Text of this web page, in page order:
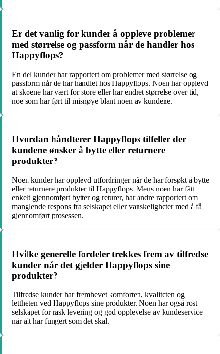
Er det vanlig for kunder å oppleve problemer
med størrelse og passform når de handler hos
Happyflops?
En del kunder har rapportert om problemer med størrelse og
passform når de har handlet hos Happyflops. Noen har opplevd
at skoene har vært for store eller har endret størrelse over tid,
noe som har ført til misnøye blant noen av kundene.
Hvordan håndterer Happyflops tilfeller der
kundene ønsker å bytte eller returnere
produkter?
Noen kunder har opplevd utfordringer når de har forsøkt å bytte
eller returnere produkter til Happyflops. Mens noen har fått
enkelt gjennomført bytter og returer, har andre rapportert om
manglende respons fra selskapet eller vanskeligheter med å få
gjennomført prosessen.
Hvilke generelle fordeler trekkes frem av tilfredse
kunder når det gjelder Happyflops sine
produkter?
Tilfredse kunder har fremhevet komforten, kvaliteten og
lettheten ved Happyflops sine produkter. Noen har også rost
selskapet for rask levering og god opplevelse av kundeservice
når alt har fungert som det skal.